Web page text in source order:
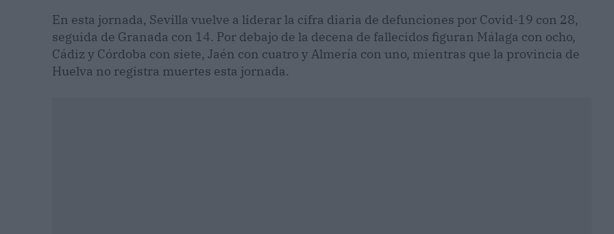
En esta jornada, Sevilla vuelve a liderar la cifra diaria de defunciones por Covid-19 con 28,
seguida de Granada con 14. Por debajo de la decena de fallecidos figuran Málaga con ocho,
Cádiz y Córdoba con siete, Jaén con cuatro y Almería con uno, mientras que la provincia de
Huelva no registra muertes esta jornada.